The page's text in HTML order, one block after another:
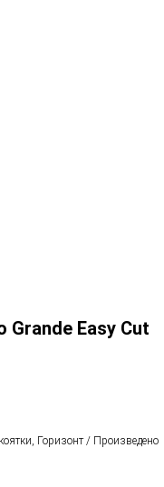
Grande Easy Cut
Горизонт / Произведено